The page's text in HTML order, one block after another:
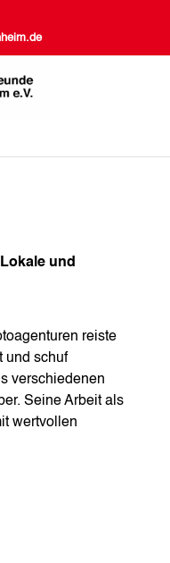
und
reiste
und schuf
verschiedenen
Seine Arbeit als
wertvollen